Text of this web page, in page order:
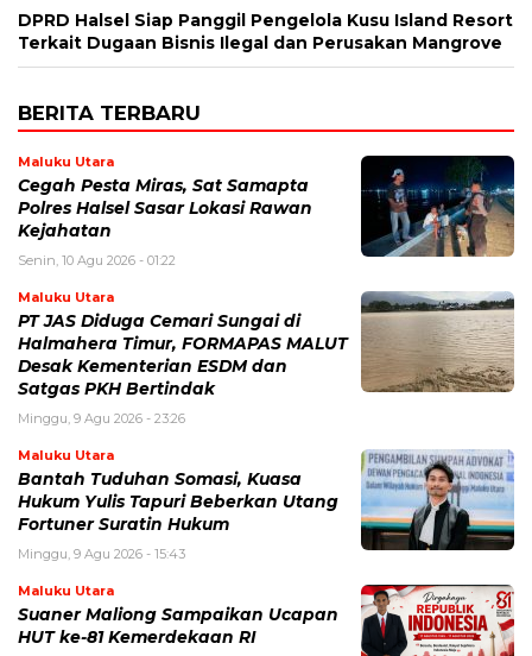
DPRD Halsel Siap Panggil Pengelola Kusu Island Resort
Terkait Dugaan Bisnis Ilegal dan Perusakan Mangrove
BERITA TERBARU
Maluku Utara
Cegah Pesta Miras, Sat Samapta
Polres Halsel Sasar Lokasi Rawan
Kejahatan
Senin, 10 Agu 2026 - 01:22
Maluku Utara
PT JAS Diduga Cemari Sungai di
Halmahera Timur, FORMAPAS MALUT
Desak Kementerian ESDM dan
Satgas PKH Bertindak
Minggu, 9 Agu 2026 - 23:26
Maluku Utara
Bantah Tuduhan Somasi, Kuasa
Hukum Yulis Tapuri Beberkan Utang
Fortuner Suratin Hukum
Minggu, 9 Agu 2026 - 15:43
Maluku Utara
Suaner Maliong Sampaikan Ucapan
HUT ke-81 Kemerdekaan RI